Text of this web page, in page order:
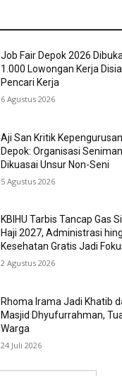
Job Fair Depok 2026
1.000 Lowongan Kerja
Pencari Kerja
6 Agustus 2026
Aji San Kritik Kepengurusan
Depok: Organisasi
Dikuasai Unsur Non-Seni
5 Agustus 2026
KBIHU Tarbis Tancap Gas
Haji 2027, Administrasi
Kesehatan Gratis Jadi
2 Agustus 2026
Rhoma Irama Jadi Khatib
Masjid Dhyufurrahman,
Warga
24 Juli 2026